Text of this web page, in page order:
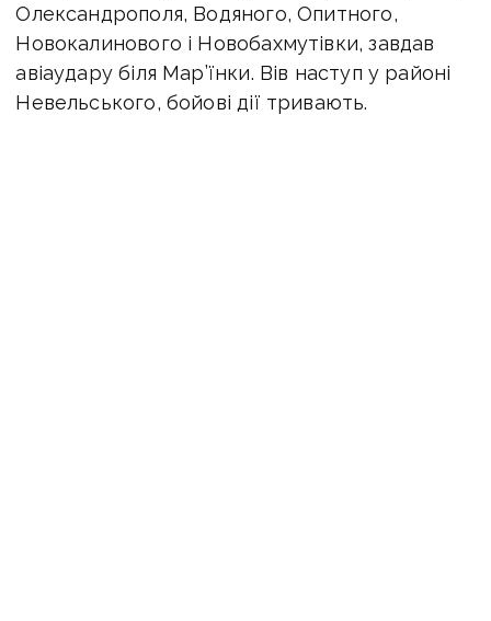
Олександрополя, Водяного, Опитного,
Новокалинового і Новобахмутівки, завдав
авіаудару біля Мар’їнки. Вів наступ у районі
Невельського, бойові дії тривають.